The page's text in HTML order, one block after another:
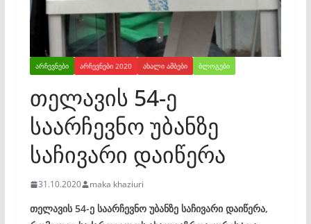
ᲐᲠᲩᲔᲕᲜᲔᲑᲘ ᲐᲠᲩᲔᲕᲜᲔᲑᲘ 2020 ᲐᲮᲐᲚᲘ ᲐᲛᲑᲔᲑᲘ ᲑᲚᲝᲒᲔᲑᲘ
თელავის 54-ე
საარჩევნო უბანზე
საჩივარი დაიწერა
31.10.2020 maka khaziuri
თელავის 54-ე საარჩევნო უბანზე საჩივარი დაიწერა,